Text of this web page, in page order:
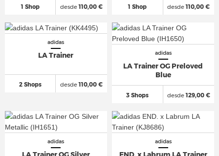
1 Shop desde110,00 € 1 Shop desde110,00 €
adidas
LA Trainer
2 Shops desde110,00 €
adidas
LA Trainer OG Preloved
Blue
3 Shops desde129,00 €
adidas adidas